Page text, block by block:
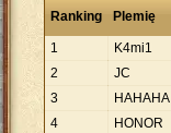
Ranking Plemię
1 K4mi1
2
JC
3
HAHAHA
4
HONOR